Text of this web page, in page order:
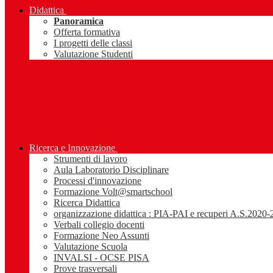
Didattica
Panoramica
Offerta formativa
I progetti delle classi
Valutazione Studenti
Ricerca e Innovazione
Strumenti di lavoro
Aula Laboratorio Disciplinare
Processi d'innovazione
Formazione Volt@smartschool
Ricerca Didattica
organizzazione didattica : PIA-PAI e recuperi A.S.2020-
Verbali collegio docenti
Formazione Neo Assunti
Valutazione Scuola
INVALSI - OCSE PISA
Prove trasversali